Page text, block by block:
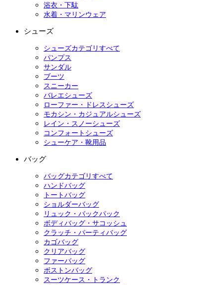
浴衣・下駄
水着・マリンウェア
シューズ
シューズカテゴリすべて
パンプス
サンダル
ブーツ
スニーカー
バレエシューズ
ローファー・ドレスシューズ
モカシン・カジュアルシューズ
レイン・スノーシューズ
コンフォートシューズ
シューケア・靴用品
バッグ
バッグカテゴリすべて
ハンドバッグ
トートバッグ
ショルダーバッグ
リュック・バックパック
ボディバッグ・サコッシュ
クラッチ・パーティバッグ
カゴバッグ
クリアバッグ
ファーバッグ
ボストンバッグ
スーツケース・トランク